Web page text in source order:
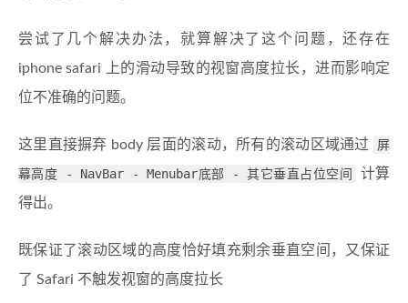
尝试了几个解决办法，就算解决了这个问题，还存在
iphone safari 上的滑动导致的视窗高度拉长，进而影响定
位不准确的问题。
这里直接摒弃 body 层面的滚动，所有的滚动区域通过
屏
幕高度 - NavBar - Menubar底部 - 其它垂直占位空间
计算
得出。
既保证了滚动区域的高度恰好填充剩余垂直空间，又保证
了 Safari 不触发视窗的高度拉长